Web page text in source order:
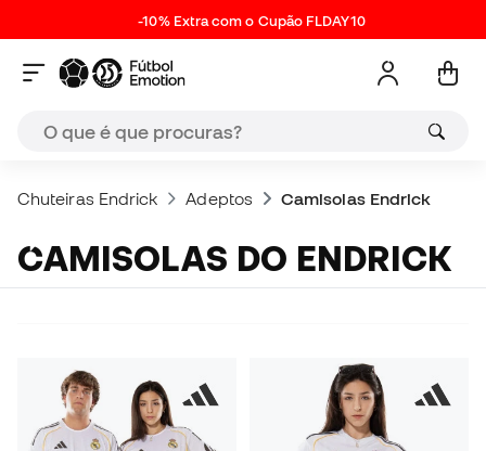
-10% Extra com o Cupão FLDAY10
Chuteiras Endrick Adeptos Camisolas Endrick
CAMISOLAS DO ENDRICK